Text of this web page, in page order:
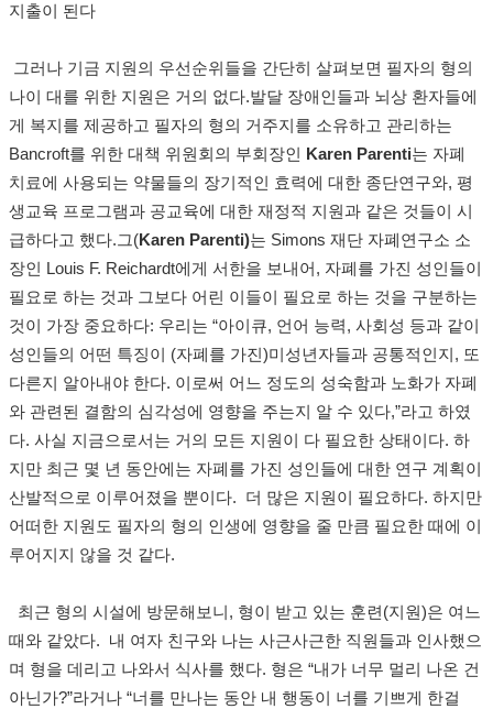
지출이 된다
그러나 기금 지원의 우선순위들을 간단히 살펴보면 필자의 형의
나이 대를 위한 지원은 거의 없다.발달 장애인들과 뇌상 환자들에
게 복지를 제공하고 필자의 형의 거주지를 소유하고 관리하는
Bancroft를 위한 대책 위원회의 부회장인 Karen Parenti는 자폐
치료에 사용되는 약물들의 장기적인 효력에 대한 종단연구와, 평
생교육 프로그램과 공교육에 대한 재정적 지원과 같은 것들이 시
급하다고 했다.그(Karen Parenti)는 Simons 재단 자폐연구소 소
장인 Louis F. Reichardt에게 서한을 보내어 , 자폐를 가진 성인들이
필요로 하는 것과 그보다 어린 이들이 필요로 하는 것을 구분하는
것이 가장 중요하다: 우리는 “아이큐, 언어 능력, 사회성 등과 같이
성인들의 어떤 특징이 (자폐를 가진)미성년자들과 공통적인지 , 또
다른지 알아내야 한다. 이로써 어느 정도의 성숙함과 노화가 자폐
와 관련된 결함의 심각성에 영향을 주는지 알 수 있다,”라고 하였
다. 사실 지금으로서는 거의 모든 지원이 다 필요한 상태이다. 하
지만 최근 몇 년 동안에는 자폐를 가진 성인들에 대한 연구 계획이
산발적으로 이루어졌을 뿐이다. 더 많은 지원이 필요하다. 하지만
어떠한 지원도 필자의 형의 인생에 영향을 줄 만큼 필요한 때에 이
루어지지 않을 것 같다.
최근 형의 시설에 방문해보니 , 형이 받고 있는 훈련(지원)은 여느
때와 같았다.
내 여자 친구와 나는 사근사근한 직원들과 인사했으
며 형을 데리고 나와서 식사를 했다. 형은 “내가 너무 멀리 나온 건
아닌가?”라거나 “너를 만나는 동안 내 행동이 너를 기쁘게 한걸